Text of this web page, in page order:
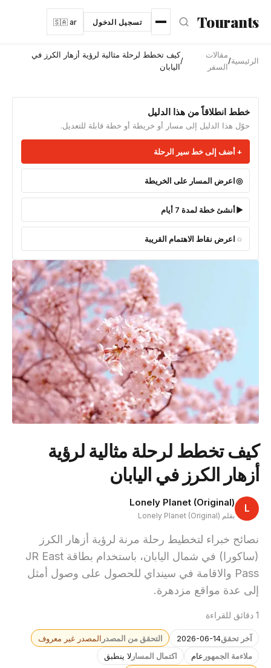
انتقل إلى المحتوى الرئيسي
Tourants تسجيل الدخول 🇸🇦 ar
الرئيسية/
مقالات
السفر
/
كيف تخطط لرحلة مثالية لرؤية أزهار الكرز في
اليابان
خطط انطلاقاً من هذا الدليل
حوّل هذا الدليل إلى مسار أو خريطة أو خطة قابلة للتعديل.
أضف إلى خط سير الرحلة
اعرض المسار على الخريطة
أنشئ خطة لمدة 7 أيام
اعرض نقاط الاهتمام القريبة
كيف تخطط لرحلة مثالية لرؤية
أزهار الكرز في اليابان
L
Lonely Planet (Original)
بقلم Lonely Planet (Original)
نصائح خبراء لتخطيط رحلة مرنة لرؤية أزهار الكرز
(ساكورا) في شمال اليابان، باستخدام بطاقة JR East
Pass والاقامة في سينداي للحصول على وصول أمثل
إلى عدة مواقع مزدهرة.
1 دقائق للقراءة
آخر تحقق2026-06-14 التحقق من المصدر المصدر غير معروف
ملاءمة الجمهور عام اكتمال المسار لا ينطبق